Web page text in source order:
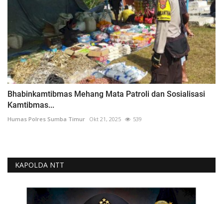
Bhabinkamtibmas Mehang Mata Patroli dan Sosialisasi
Kamtibmas...
Humas Polres Sumba Timur Okt 21, 2025 539
KAPOLDA NTT